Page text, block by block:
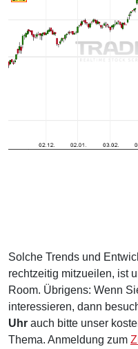
Solche Trends und
rechtzeitig mitzueilen, ist
Room. Übrigens: Wenn
interessieren, dann
Uhr auch bitte unser
Thema. Anmeldung zum